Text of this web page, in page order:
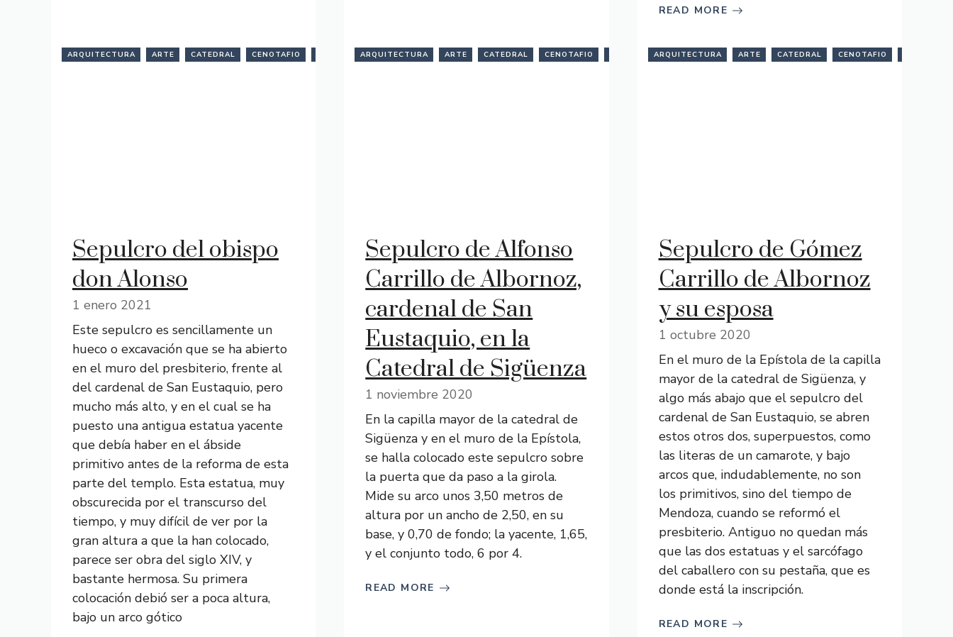
READ MORE
ARQUITECTURA ARTE CATEDRAL CENOTAFIO ESCULTURA
ESCULTURA
ESTATUA
GÓTICO GUADALAJARA MONUMENTO
RICARDO
ROMÁNICO SEPULCRO
Sepulcro del obispo
don Alonso
1 enero 2021
Este sepulcro es sencillamente un
hueco o excavación que se ha abierto
en el muro del presbiterio, frente al
del cardenal de San Eustaquio, pero
mucho más alto, y en el cual se ha
puesto una antigua estatua yacente
que debía haber en el ábside
primitivo antes de la reforma de esta
parte del templo. Esta estatua, muy
obscurecida por el transcurso del
tiempo, y muy difícil de ver por la
gran altura a que la han colocado,
parece ser obra del siglo XIV, y
bastante hermosa. Su primera
colocación debió ser a poca altura,
bajo un arco gótico
ARQUITECTURA ARTE CATEDRAL CENOTAFIO ESCULTURA
ESCULTURA
ESTATUA
GÓTICO GUADALAJARA
Sepulcro de Alfonso
Carrillo de Albornoz,
cardenal de San
Eustaquio, en la
Catedral de Sigüenza
1 noviembre 2020
En la capilla mayor de la catedral de
Sigüenza y en el muro de la Epístola,
se halla colocado este sepulcro sobre
la puerta que da paso a la girola.
Mide su arco unos 3,50 metros de
altura por un ancho de 2,50, en su
base, y 0,70 de fondo; la yacente, 1,65,
y el conjunto todo, 6 por 4.
READ MORE
ARQUITECTURA ARTE CATEDRAL CENOTAFIO
Sepulcro de Gómez
Carrillo de Albornoz
y su esposa
1 octubre 2020
En el muro de la Epístola de la capilla
mayor de la catedral de Sigüenza, y
algo más abajo que el sepulcro del
cardenal de San Eustaquio, se abren
estos otros dos, superpuestos, como
las literas de un camarote, y bajo
arcos que, indudablemente, no son
los primitivos, sino del tiempo de
Mendoza, cuando se reformó el
presbiterio. Antiguo no quedan más
que las dos estatuas y el sarcófago
del caballero con su pestaña, que es
donde está la inscripción.
READ MORE